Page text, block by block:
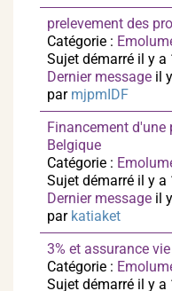
prelevement des
Catégorie :
Sujet démarré il y
Dernier message il
par mjpmIDF
Financement d'une
Belgique
Catégorie :
Sujet démarré il y
Dernier message il
par katiaket
3% et assurance
Catégorie :
Sujet démarré il y